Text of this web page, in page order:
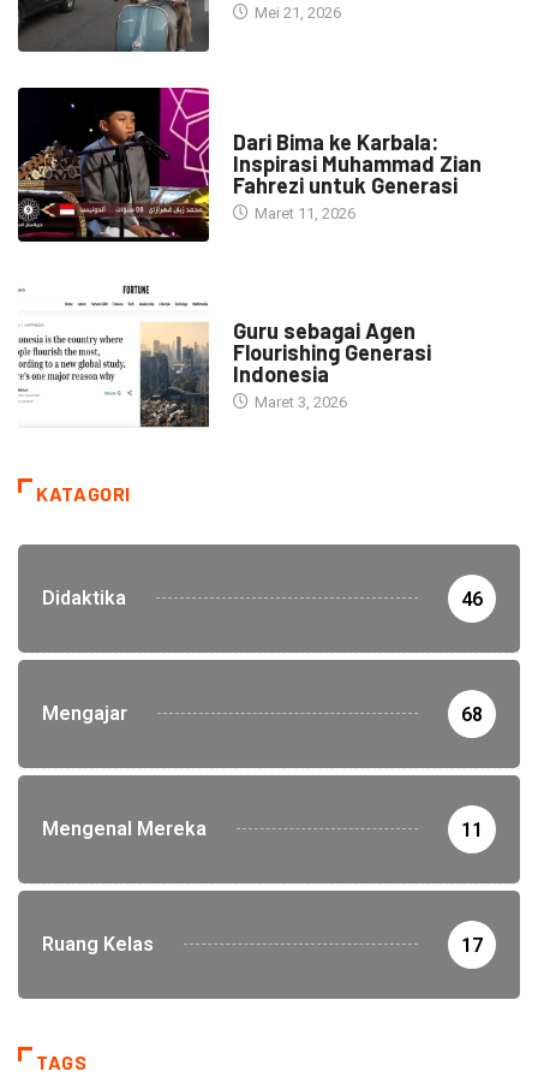
Mei 21, 2026
Dari Bima ke Karbala:
Inspirasi Muhammad Zian
Fahrezi untuk Generasi
Maret 11, 2026
Guru sebagai Agen
Flourishing Generasi
Indonesia
Maret 3, 2026
KATAGORI
Didaktika 46
Mengajar 68
Mengenal Mereka 11
Ruang Kelas 17
TAGS